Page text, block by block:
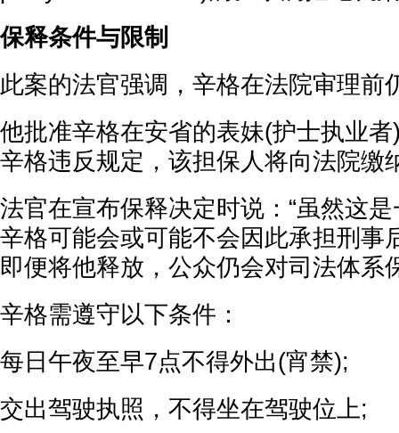
保释条件与限制
此案的法官强调，辛格在法院审理前
他批准辛格在安省的表妹(护士执业
辛格违反规定，该担保人将向法院缴
法官在宣布保释决定时说：“虽然这
辛格可能会或可能不会因此承担刑
即便将他释放，公众仍会对司法体系
辛格需遵守以下条件：
每日午夜至早7点不得外出(宵禁);
交出驾驶执照，不得坐在驾驶位上;